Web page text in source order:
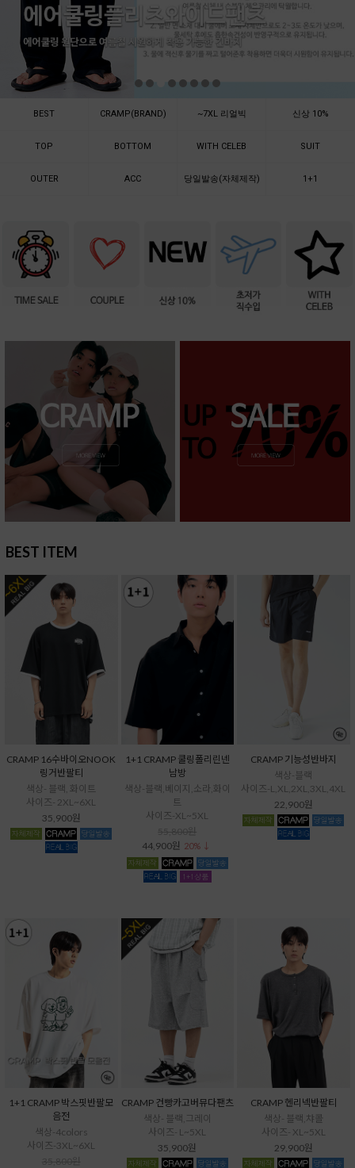
BEST CRAMP(BRAND) ~7XL 리얼빅 신상 10%
TOP BOTTOM WITH CELEB SUIT
OUTER ACC 당일발송(자체제작) 1+1
BEST ITEM
CRAMP 16수바이오NOOK
링거반팔티
색상- 블랙, 화이트
사이즈- 2XL~6XL
35,900원
1+1 CRAMP 쿨링폴리린넨
남방
색상-블랙,베이지,소라,화이
트
사이즈-XL~5XL
44,900원 20% ↓
CRAMP 기능성반바지
색상-블랙
사이즈-L,XL,2XL,3XL,4XL
22,900원
1+1 CRAMP 박스핏반팔모
음전
색상-4colors
사이즈-3XL~6XL
CRAMP 건빵카고버뮤다팬츠
색상- 블랙,그레이
사이즈- L~5XL
35,900원
CRAMP 헨리넥반팔티
색상- 블랙,챠콜
사이즈- XL~5XL
29,900원